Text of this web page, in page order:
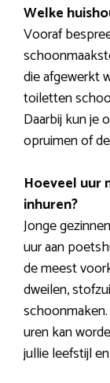
Welke
Vooraf
die afgewerkt
toiletten
Daarbij kun je
opruimen of
Hoeveel uur
inhuren?
Jonge
uur aan
de meest
dweilen,
uren kan
jullie leefstijl